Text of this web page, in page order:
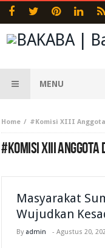
MENU
Home #Komisi XIII Anggota
#KOMISI XIII ANGGOTA
Masyarakat
Wujudkan
By admin -Agustus 20,